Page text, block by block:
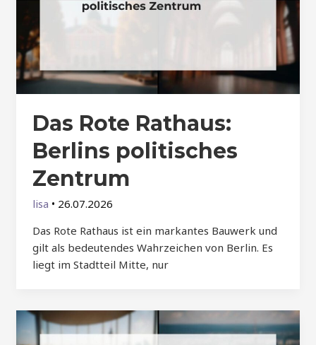
Das Rote Rathaus:
Berlins politisches
Zentrum
lisa • 26.07.2026
Das Rote Rathaus ist ein markantes Bauwerk und
gilt als bedeutendes Wahrzeichen von Berlin. Es
liegt im Stadtteil Mitte, nur